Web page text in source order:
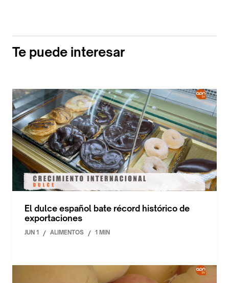
Te puede interesar
El dulce español bate récord histórico de
exportaciones
JUN 1 / ALIMENTOS / 1 MIN